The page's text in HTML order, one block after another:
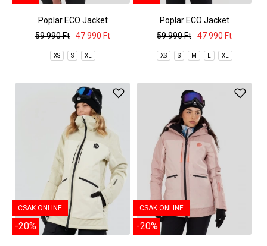
Poplar ECO Jacket
59 990 Ft
47 990 Ft
XS S XL
Poplar ECO Jacket
59 990 Ft
47 990 Ft
XS S M L XL
CSAK ONLINE
-20%
CSAK ONLINE
-20%